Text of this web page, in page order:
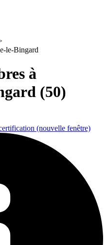
le-Bingard
à
(50)
(nouvelle fenêtre)